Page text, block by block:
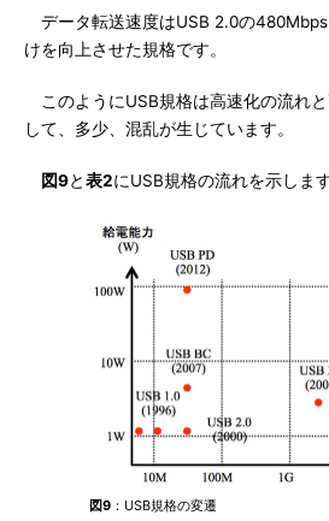
データ転送速度はUSB 2.0の
けを向上させた規格です。
このようにUSB規格は高速化の流れ
して、多少、混乱が生じています。
図9と表2にUSB規格の流れを示します
図9 ：USB規格の変遷